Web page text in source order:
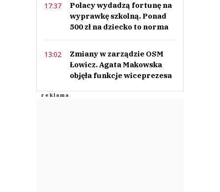
17:37
Polacy wydadzą fortunę na
wyprawkę szkolną. Ponad
500 zł na dziecko to norma
13:02
Zmiany w zarządzie OSM
Łowicz. Agata Makowska
objęła funkcje wiceprezesa